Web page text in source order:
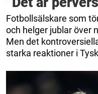
Fotbollsälskare som
och helger jublar över
Men det
starka reaktioner i